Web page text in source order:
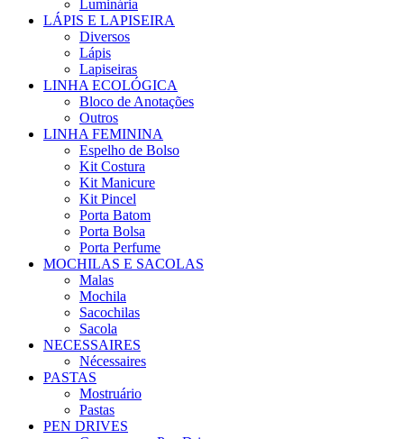
Luminária
LÁPIS E LAPISEIRA
Diversos
Lápis
Lapiseiras
LINHA ECOLÓGICA
Bloco de Anotações
Outros
LINHA FEMININA
Espelho de Bolso
Kit Costura
Kit Manicure
Kit Pincel
Porta Batom
Porta Bolsa
Porta Perfume
MOCHILAS E SACOLAS
Malas
Mochila
Sacochilas
Sacola
NECESSAIRES
Nécessaires
PASTAS
Mostruário
Pastas
PEN DRIVES